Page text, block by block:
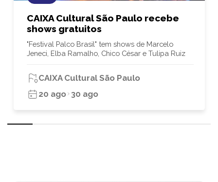
CAIXA Cultural São Paulo recebe
shows gratuitos
"Festival Palco Brasil" tem shows de Marcelo
Jeneci, Elba Ramalho, Chico César e Tulipa Ruiz
CAIXA Cultural São Paulo
20 ago 30 ago